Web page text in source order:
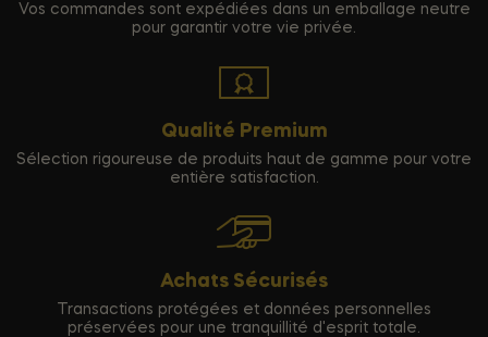
Vos commandes sont expédiées dans un emballage neutre
pour garantir votre vie privée.
Qualité Premium
Sélection rigoureuse de produits haut de gamme pour votre
entière satisfaction.
Achats Sécurisés
Transactions protégées et données personnelles
préservées pour une tranquillité d'esprit totale.